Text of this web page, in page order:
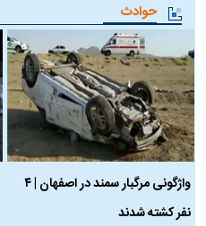
حوادث
واژگونی مرگبار سمند در اصفهان | ۴
نفر کشته شدند